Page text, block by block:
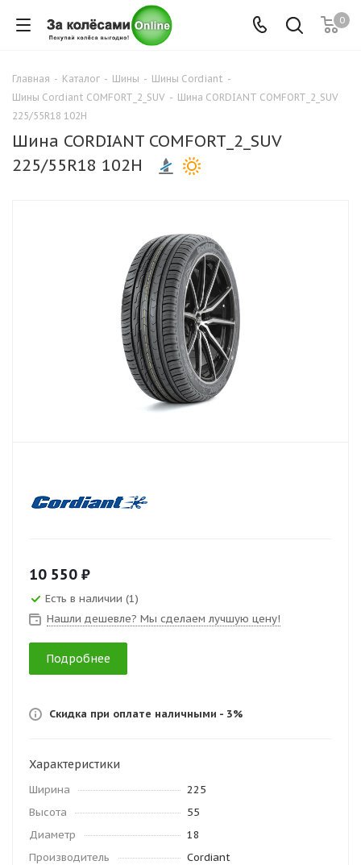
0
Главная - Каталог - Шины - Шины Cordiant -
Шины Cordiant COMFORT_2_SUV - Шина CORDIANT COMFORT_2_SUV
225/55R18 102H
Шина CORDIANT COMFORT_2_SUV
225/55R18 102H
10 550 ₽
Есть в наличии (1)
Нашли дешевле? Мы сделаем лучшую цену!
Подробнее
Скидка при оплате наличными - 3%
Характеристики
Ширина
225
Высота
55
Диаметр
18
Производитель
Cordiant